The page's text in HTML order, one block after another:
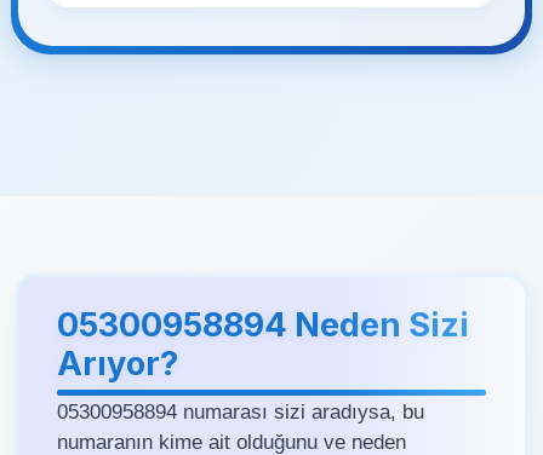
05300958894 Neden Sizi
Arıyor?
05300958894 numarası sizi aradıysa, bu
numaranın kime ait olduğunu ve neden